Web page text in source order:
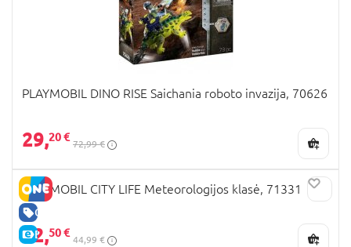
PLAYMOBIL DINO RISE Saichania roboto invazija, 70626
29,20 €
72,99 €
GERA KAINA
E-KAINA
PLAYMOBIL CITY LIFE Meteorologijos klasė, 71331
22,50 €
44,99 €